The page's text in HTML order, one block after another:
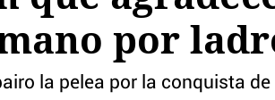
por
la pelea por la conquista